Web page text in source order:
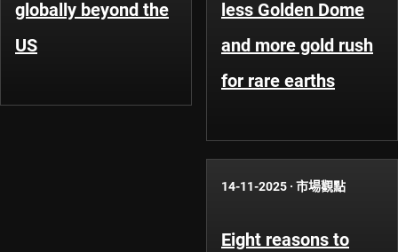
globally beyond the
US
less Golden Dome
and more gold rush
for rare earths
14-11-2025 · 市場觀點
Eight reasons to